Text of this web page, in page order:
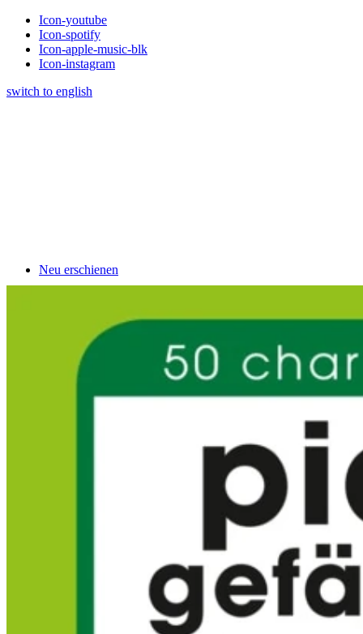
Icon-youtube
Icon-spotify
Icon-apple-music-blk
Icon-instagram
switch to english
Neu erschienen
Klavierschulen
Im Vergleich – Piano Kids / Piano Junior